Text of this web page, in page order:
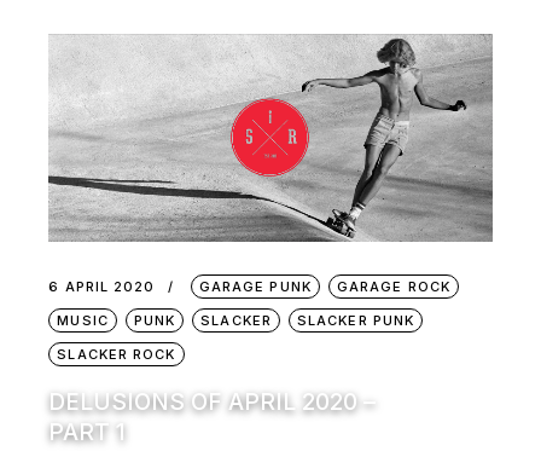
6 APRIL 2020 GARAGE PUNK
GARAGE ROCK
MUSIC
PUNK SLACKER
SLACKER PUNK
SLACKER ROCK
DELUSIONS OF APRIL 2020 –
PART 1